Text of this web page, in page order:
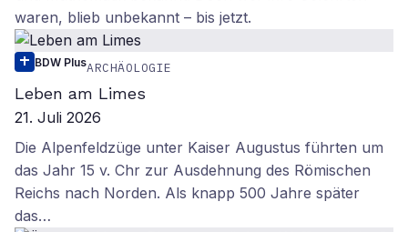
waren, blieb unbekannt – bis jetzt.
BDW PlusARCHÄOLOGIE
Leben am Limes
21. Juli 2026
Die Alpenfeldzüge unter Kaiser Augustus führten um
das Jahr 15 v. Chr zur Ausdehnung des Römischen
Reichs nach Norden. Als knapp 500 Jahre später
das…